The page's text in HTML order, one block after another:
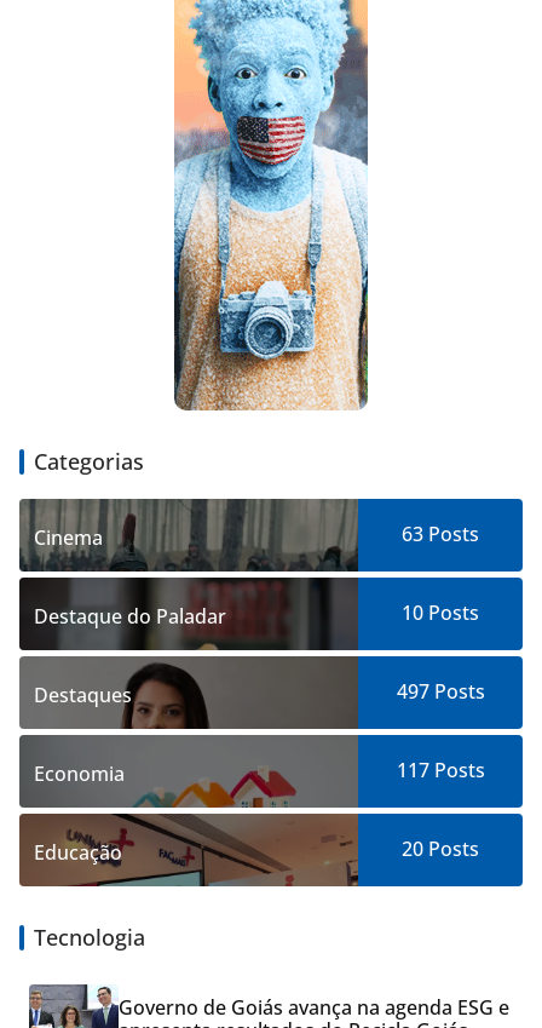
Categorias
Cinema 63 Posts
Destaque do Paladar 10 Posts
Destaques 497Posts
Economia 117Posts
Educação 20 Posts
Tecnologia
Governo de Goiás avança na agenda ESG e